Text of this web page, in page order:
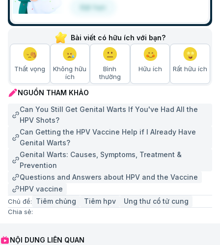
Đặt hẹn
Bài viết có hữu ích với bạn?
Thất vọng
Không hữu
ích
Bình
thường
Hữu ích Rất hữu ích
NGUỒN THAM KHẢO
Can You Still Get Genital Warts If You've Had All the
HPV Shots?
Can Getting the HPV Vaccine Help if I Already Have
Genital Warts?
Genital Warts: Causes, Symptoms, Treatment &
Prevention
Questions and Answers about HPV and the Vaccine
HPV vaccine
Chủ đề: Tiêm chủng Tiêm hpv Ung thư cổ tử cung
Chia sẻ:
NỘI DUNG LIÊN QUAN